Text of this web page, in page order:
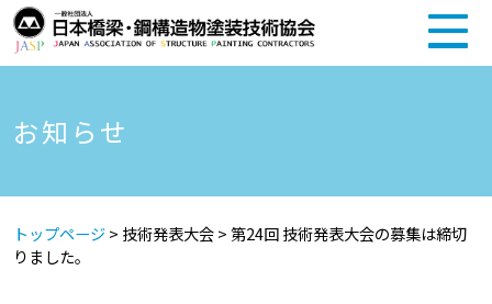
お知らせ
トップページ> 技術発表大会>第24回 技術発表大会の募集は締切
りました。